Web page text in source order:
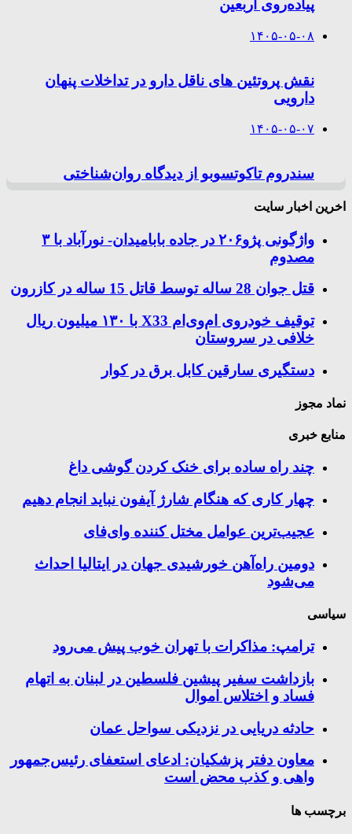
پیاده‌روی اربعین
۱۴۰۵-۰۵-۰۸
نقش پروتئین های ناقل دارو در تداخلات پنهان
دارویی
۱۴۰۵-۰۵-۰۷
سندروم تاکوتسوبو از دیدگاه روان‌شناختی
اخرین اخبار سایت
واژگونی پژو۲۰۶ در جاده بابامیدان- نورآباد با ۳
مصدوم
قتل جوان 28 ساله توسط قاتل 15 ساله در کازرون
توقیف خودروی ام‌وی‌ام X33 با ۱۳۰ میلیون ریال
خلافی در سروستان
دستگیری سارقین کابل برق در کوار
نماد مجوز
منابع خبری
چند راه‌ ساده برای خنک کردن گوشی داغ
چهار کاری که هنگام شارژ آیفون نباید انجام دهیم
عجیب‌ترین عوامل مختل کننده وای‌فای
دومین راه‌آهن خورشیدی جهان در ایتالیا احداث
می‌شود
سیاسی
ترامپ: مذاکرات با تهران خوب پیش می‌رود
بازداشت سفیر پیشین فلسطین در لبنان به اتهام
فساد و اختلاس اموال
حادثه دریایی در نزدیکی سواحل عمان
معاون دفتر پزشکیان: ادعای استعفای رئیس‌جمهور
واهی و کذب محض است
برچسب ها